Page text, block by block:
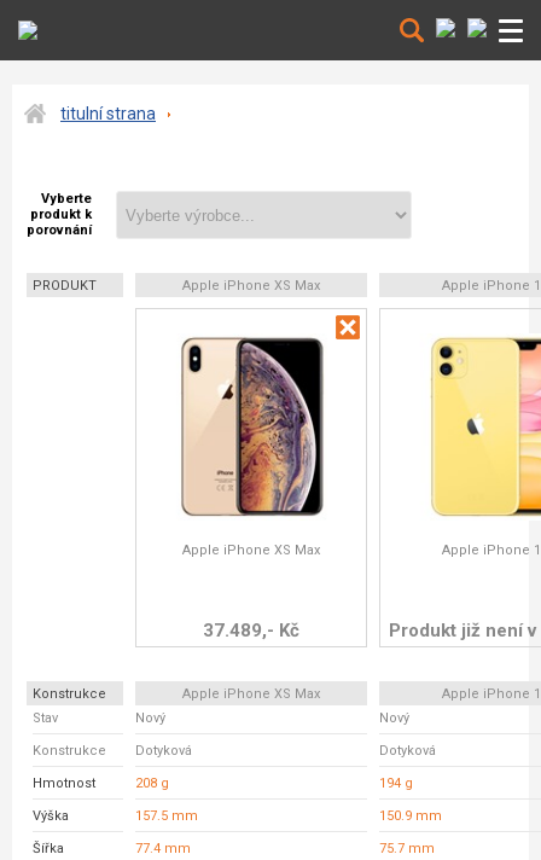
titulní strana
Vyberte
produkt k
porovnání
PRODUKT Apple iPhone XS Max Apple iPhone
Apple iPhone XS Max
37.489,- Kč
Apple iPhone
Produkt již není
Konstrukce Apple iPhone XS Max
Apple iPhone
Stav
Nový Nový
Konstrukce Dotyková Dotyková
Hmotnost 208 g 194 g
Výška 157.5 mm 150.9 mm
Šířka 77.4 mm 75.7 mm